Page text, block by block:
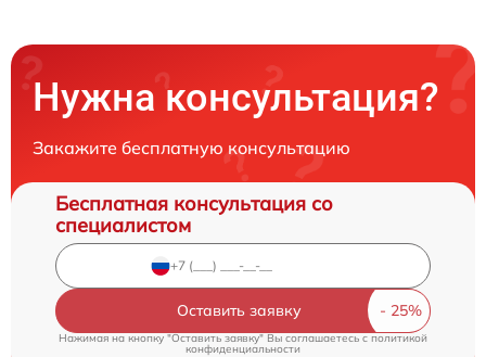
Нужна консультация?
Закажите бесплатную консультацию
Бесплатная консультация со
специалистом
Оставить заявку
Нажимая на кнопку "Оставить заявку" Вы соглашаетесь cполитикой
конфиденциальности